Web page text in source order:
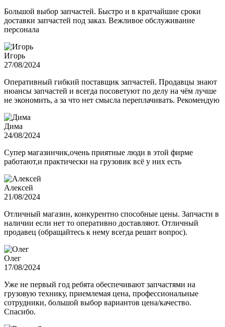
Большой выбор запчастей. Быстро и в кратчайшие сроки
доставки запчастей под заказ. Вежливое обслуживание
персонала
Игорь
27/08/2024
Оперативный гибкий поставщик запчастей. Продавцы знают
нюансы запчастей и всегда посоветуют по делу на чём лучше
не экономить, а за что нет смысла переплачивать. Рекомендую
Дима
24/08/2024
Супер магазинчик,очень приятные люди в этой фирме
работают,и практически на грузовик всё у них есть
Алексей
21/08/2024
Отличный магазин, конкурентно способные цены. Запчасти в
наличии если нет то оперативно доставляют. Отличный
продавец (обращайтесь к нему всегда решит вопрос).
Олег
17/08/2024
Уже не первый год ребята обеспечивают запчастями на
грузовую технику, приемлемая цена, профессиональные
сотрудники, большой выбор вариантов цена/качество.
Спасибо.